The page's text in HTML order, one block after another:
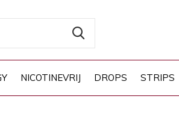
NICOTINEVRIJ DROPS STRIPS